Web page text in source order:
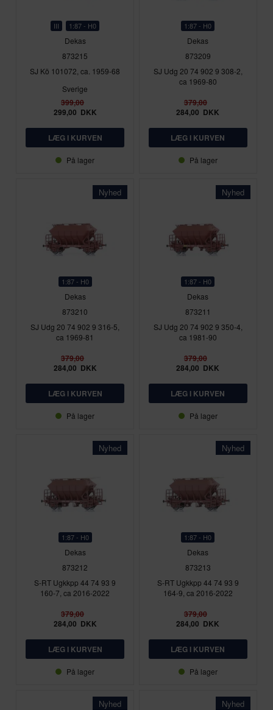
III 1:87 - H0
Dekas
873215
SJ Kö 101072, ca. 1959-68
Sverige
399,00
299,00 DKK
På lager
1:87 - H0
Dekas
873209
SJ Udg 20 74 902 9 308-2,
ca 1969-80
379,00
284,00 DKK
På lager
Nyhed
1:87 - H0
Dekas
873210
SJ Udg 20 74 902 9 316-5,
ca 1969-81
379,00
284,00 DKK
På lager
Nyhed
1:87 - H0
Dekas
873211
SJ Udg 20 74 902 9 350-4,
ca 1981-90
379,00
284,00 DKK
På lager
Nyhed
1:87 - H0
Dekas
873212
S-RT Ugkkpp 44 74 93 9
160-7, ca 2016-2022
379,00
284,00 DKK
På lager
Nyhed
1:87 - H0
Dekas
873213
S-RT Ugkkpp 44 74 93 9
164-9, ca 2016-2022
379,00
284,00 DKK
På lager
Nyhed Nyhed